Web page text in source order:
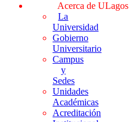
Acerca de ULagos
La
Universidad
Gobierno
Universitario
Campus
y
Sedes
Unidades
Académicas
Acreditación